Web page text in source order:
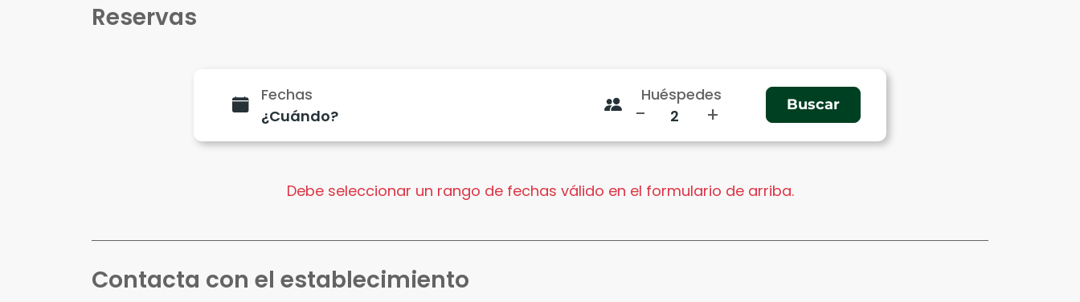
Reservas
Fechas Huéspedes
- +
Debe seleccionar un rango de fechas válido en el formulario de arriba.
Contacta con el establecimiento